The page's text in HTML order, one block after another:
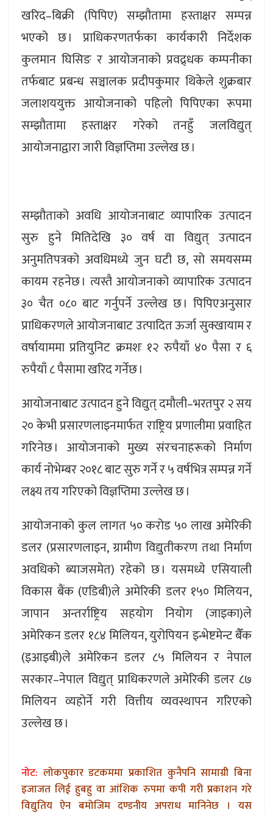
खरिद–बिक्री (पिपिए) सम्झौतामा हस्ताक्षर सम्पन्न
भएको छ । प्राधिकरणतर्फका कार्यकारी निर्देशक
कुलमान घिसिङ र आयोजनाको प्रवद्र्धक कम्पनीका
तर्फबाट प्रबन्ध सञ्चालक प्रदीपकुमार थिकेले शुक्रबार
जलाशययुक्त आयोजनाको पहिलो पिपिएका रूपमा
सम्झौतामा हस्ताक्षर गरेको तनहुँ जलविद्युत्
आयोजनाद्वारा जारी विज्ञप्तिमा उल्लेख छ ।
सम्झौताको अवधि आयोजनाबाट व्यापारिक उत्पादन
सुरु हुने मितिदेखि ३० वर्ष वा विद्युत् उत्पादन
अनुमतिपत्रको अवधिमध्ये जुन घटी छ, सो समयसम्म
कायम रहनेछ । त्यस्तै आयोजनाको व्यापारिक उत्पादन
३० चैत ०८० बाट गर्नुपर्ने उल्लेख छ । पिपिएअनुसार
प्राधिकरणले आयोजनाबाट उत्पादित ऊर्जा सुक्खायाम र
वर्षायाममा प्रतियुनिट क्रमशः १२ रुपैयाँ ४० पैसा र ६
रुपैयाँ ८ पैसामा खरिद गर्नेछ ।
आयोजनाबाट उत्पादन हुने विद्युत् दमौली–भरतपुर २ सय
२० केभी प्रसारणलाइनमार्फत राष्ट्रिय प्रणालीमा प्रवाहित
गरिनेछ । आयोजनाको मुख्य संरचनाहरूको निर्माण
कार्य नोभेम्बर २०१८ बाट सुरु गर्ने र ५ वर्षभित्र सम्पन्न गर्ने
लक्ष्य तय गरिएको विज्ञप्तिमा उल्लेख छ ।
आयोजनाको कुल लागत ५० करोड ५० लाख अमेरिकी
डलर (प्रसारणलाइन, ग्रामीण विद्युतीकरण तथा निर्माण
अवधिको ब्याजसमेत) रहेको छ । यसमध्ये एसियाली
विकास बैंक (एडिबी)ले अमेरिकी डलर १५० मिलियन,
जापान अन्तर्राष्ट्रिय सहयोग नियोग (जाइका)ले
अमेरिकन डलर १८४ मिलियन, युरोपियन इन्भेष्टमेन्ट बैँक
(इआइबी)ले अमेरिकन डलर ८५ मिलियन र नेपाल
सरकार–नेपाल विद्युत् प्राधिकरणले अमेरिकी डलर ८७
मिलियन व्यहोर्ने गरी वित्तीय व्यवस्थापन गरिएको
उल्लेख छ ।
नोट: लोकपुकार डटकममा प्रकाशित कुनैपनि सामाग्री बिना
इजाजत लिई हुबहु वा आंशिक रुपमा कपी गरी प्रकाशन गरे
विद्युतिय ऐन बमोजिम दण्डनीय अपराध मानिनेछ । यस